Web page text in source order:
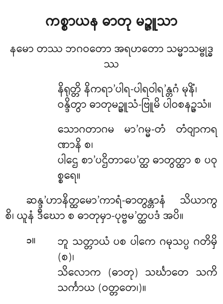
ကစ္စာယန ဓာတု မဉ္ဇူသာ
နမော တဿ ဘဂဝတော အရဟတော သမ္မာသမ္ဗုဒ္ဓ
ဿ
နိရုတ္တိ နိကရာ’ပါရ-ပါရဝါရ’န္တဂံ မုနိံ၊
ဝန္ဒိတွာ ဓာတုမဉ္ဇူသံ-ဗြူမိ ပါဝစနဉ္ဇသံ။
သောဂတာဂမ မာ’ဂမ္မ-တံ တံဝျာကရ
ဏာနိ စ၊
ပါဌေ စာ’ပဌိတာပေ’တ္ထ ဓာတွတ္ထာ စ ပဝု
စ္စရေ။
ဆန္ဒ’ဟာနိတ္ထမော’ကာရံ-ဓာတွန္တာနံ သိယာကွ
စိ၊ ယူနံ ဒီဃော စ ဓာတုမှာ-ပုဗ္ဗမ’တ္ထပဒံ အပိ။
၁။
ဘူ သတ္တာယံ ပစ ပါကေ ဂမုသပ္ပ ဂတိမှိ
(စ)၊
သိလောက (ဓာတု) သင်္ဃာတေ သကိ
သင်္ကာယ (ဝတ္တတေ၊)။